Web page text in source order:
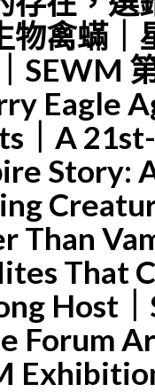
物禽蟎｜
SEWM
Eagle
｜A
Story:
Than
That
Host
Forum